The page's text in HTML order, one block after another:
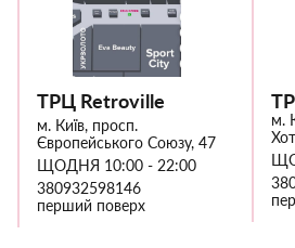
ТРЦ Retroville
м. Київ, просп.
Європейського Союзу, 47
ЩОДНЯ 10:00 - 22:00
380932598146
перший поверх
м.